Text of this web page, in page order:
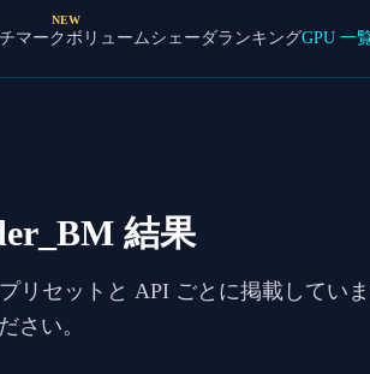
マーク
NEW
ボリュームシェーダランキングGPU 一
結果
リセットと API ごとに掲載してい
さい。